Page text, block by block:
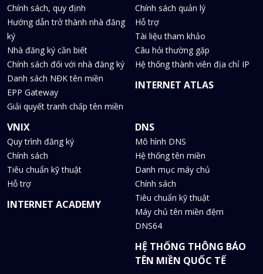
Chính sách, quy định
Hướng dẫn trở thành nhà đăng
ký
Nhà đăng ký cần biết
Chính sách đối với nhà đăng ký
Danh sách NĐK tên miền
EPP Gateway
Giải quyết tranh chấp tên miền
Chính sách quản lý
Hỗ trợ
Tài liệu tham khảo
Câu hỏi thường gặp
Hệ thống thành viên địa chỉ IP
INTERNET ATLAS
VNIX
Quy trình đăng ký
Chính sách
Tiêu chuẩn kỹ thuật
Hỗ trợ
INTERNET ACADEMY
DNS
Mô hình DNS
Hệ thống tên miền
Danh mục máy chủ
Chính sách
Tiêu chuẩn kỹ thuật
Máy chủ tên miền đệm
DNS64
HỆ THỐNG THÔNG BÁO
TÊN MIỀN QUỐC TẾ